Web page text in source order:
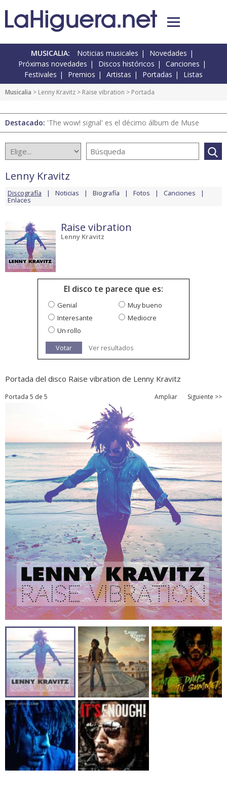
MUSICALIA: Noticias musicales
Novedades
Próximas novedades
Discos históricos
Canciones
Festivales
Premios Artistas Portadas Listas
Musicalia > Lenny Kravitz > Raise vibration > Portada
Destacado: 'The wow! signal' es el décimo álbum de Muse
Lenny Kravitz
Discografía Noticias Biografía Fotos Canciones
Enlaces
Raise vibration
Lenny Kravitz
El disco te parece que es:
Genial
Muy bueno
Interesante
Mediocre
Un rollo
Votar
Ver resultados
Portada del disco Raise vibration de Lenny Kravitz
Portada 5 de 5 Ampliar Siguiente >>